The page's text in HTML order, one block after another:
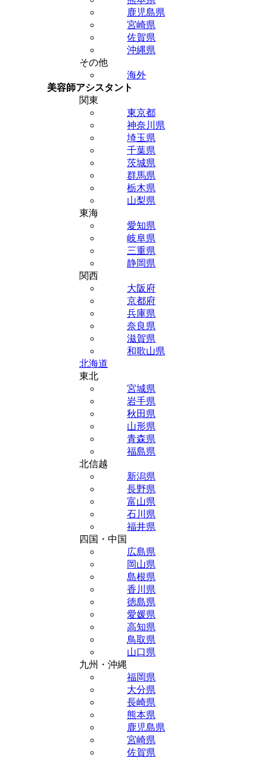
鹿児島県
宮崎県
佐賀県
沖縄県
その他
海外
美容師アシスタント
関東
東京都
神奈川県
埼玉県
千葉県
茨城県
群馬県
栃木県
山梨県
東海
愛知県
岐阜県
三重県
静岡県
関西
大阪府
京都府
兵庫県
奈良県
滋賀県
和歌山県
北海道
東北
宮城県
岩手県
秋田県
山形県
青森県
福島県
北信越
新潟県
長野県
富山県
石川県
福井県
四国・中国
広島県
岡山県
島根県
香川県
徳島県
愛媛県
高知県
鳥取県
山口県
九州・沖縄
福岡県
大分県
長崎県
熊本県
鹿児島県
宮崎県
佐賀県